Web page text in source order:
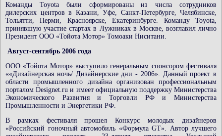
Команды Toyota были сформированы из числа сотрудников
дилерских центров в Казани, Уфе, Санкт-Петербурге, Челябинске,
Тольятти, Перми, Красноярске, Екатеринбурге. Команду Toyota,
принявшую участие стартах в Лужниках в Москве, возглавил лично
Президент ООО «Тойота Мотор» Томоаки Ниситани.
Август-сентябрь 2006 года
ООО «Тойота Мотор» выступило генеральным спонсором фестиваля
««Дизайнерская ночь/ Дизайнерские дни - 2006». Данный проект в
области промышленного дизайна организован профессиональным
порталом Designet.ru и имеет официальную поддержку Министерства
Экономического Развития и Торговли РФ и Министерства
Промышленности и Энергетики РФ.
В рамках фестиваля прошел Конкурс молодых дизайнеров
«Российский гоночный автомобиль «Формула GT». Автор лучшего